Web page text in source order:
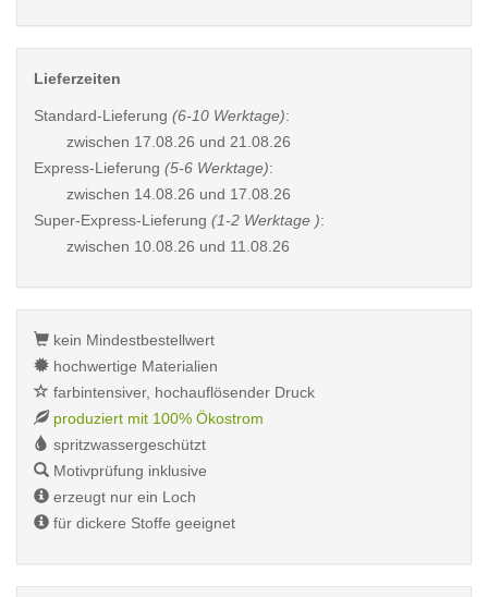
Lieferzeiten
Standard-Lieferung (6-10 Werktage):
zwischen 17.08.26 und 21.08.26
Express-Lieferung (5-6 Werktage):
zwischen 14.08.26 und 17.08.26
Super-Express-Lieferung (1-2 Werktage ):
zwischen 10.08.26 und 11.08.26
kein Mindestbestellwert
hochwertige Materialien
farbintensiver, hochauflösender Druck
produziert mit 100% Ökostrom
spritzwassergeschützt
Motivprüfung inklusive
erzeugt nur ein Loch
für dickere Stoffe geeignet